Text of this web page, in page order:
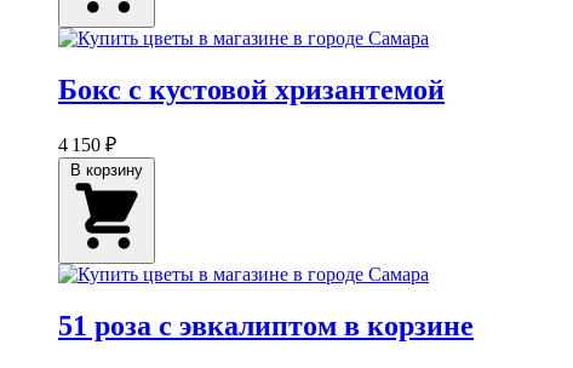
Бокс с кустовой хризантемой
4 150 ₽
51 роза с эвкалиптом в корзине